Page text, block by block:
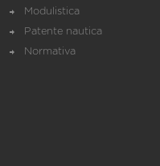
Modulistica
Patente nautica
Normativa